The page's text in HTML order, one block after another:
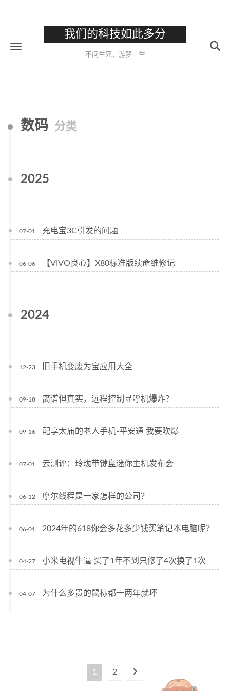
我们的科技如此多分
不问生死，游梦一生
数码 分类
2025
07-01 充电宝3C引发的问题
06-06 【VIVO良心】X80标准版续命维修记
2024
12-23 旧手机变废为宝应用大全
09-18 离谱但真实，远程控制寻呼机爆炸？
09-16 配享太庙的老人手机-平安通 我要吹爆
07-01 云测评：玲珑带键盘迷你主机发布会
06-12 摩尔线程是一家怎样的公司？
06-01 2024年的618你会多花多少钱买笔记本电脑呢？
04-27 小米电视牛逼 买了1年不到只修了4次换了1次
04-07 为什么多贵的鼠标都一两年就坏
1 2